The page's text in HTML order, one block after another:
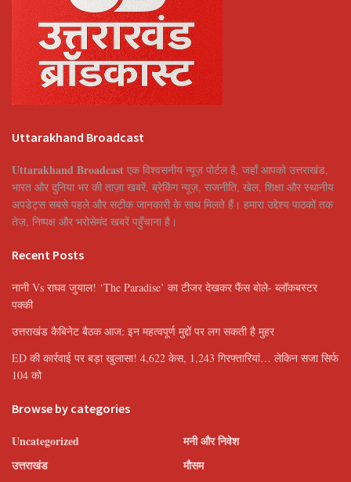
Uttarakhand Broadcast
Uttarakhand Broadcast एक विश्वसनीय न्यूज़ पोर्टल है, जहाँ आपको उत्तराखंड,
भारत और दुनिया भर की ताज़ा खबरें, ब्रेकिंग न्यूज़, राजनीति, खेल, शिक्षा और स्थानीय
अपडेट्स सबसे पहले और सटीक जानकारी के साथ मिलते हैं। हमारा उद्देश्य पाठकों तक
तेज़, निष्पक्ष और भरोसेमंद खबरें पहुँचाना है।
Recent Posts
नानी Vs राघव जुयाल! ‘The Paradise’ का टीजर देखकर फैंस बोले- ब्लॉकबस्टर
पक्की
उत्तराखंड कैबिनेट बैठक आज: इन महत्वपूर्ण मुद्दों पर लग सकती है मुहर
ED की कार्रवाई पर बड़ा खुलासा! 4,622 केस, 1,243 गिरफ्तारियां… लेकिन सजा सिर्फ
104 को
Browse by categories
Uncategorized
उत्तराखंड
मनी और निवेश
मौसम